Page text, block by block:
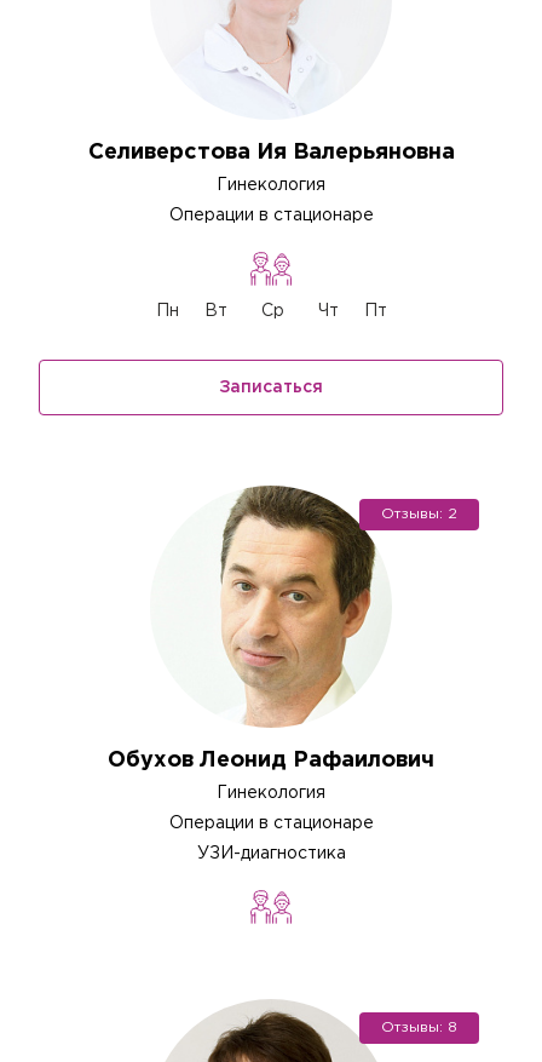
Селиверстова Ия Валерьяновна
Гинекология
Операции в стационаре
Пн Вт Ср Чт Пт
Записаться
Обухов Леонид Рафаилович
Гинекология
Операции в стационаре
УЗИ-диагностика
Отзывы: 2
Отзывы: 8